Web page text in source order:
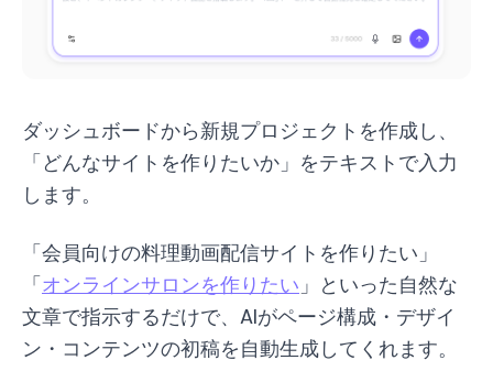
ダッシュボードから新規プロジェクトを作成し、
「どんなサイトを作りたいか」をテキストで入力
します。
「会員向けの料理動画配信サイトを作りたい」
「オンラインサロンを作りたい 」といった自然な
文章で指示するだけで、AIがページ構成・デザイ
ン・コンテンツの初稿を自動生成してくれます。